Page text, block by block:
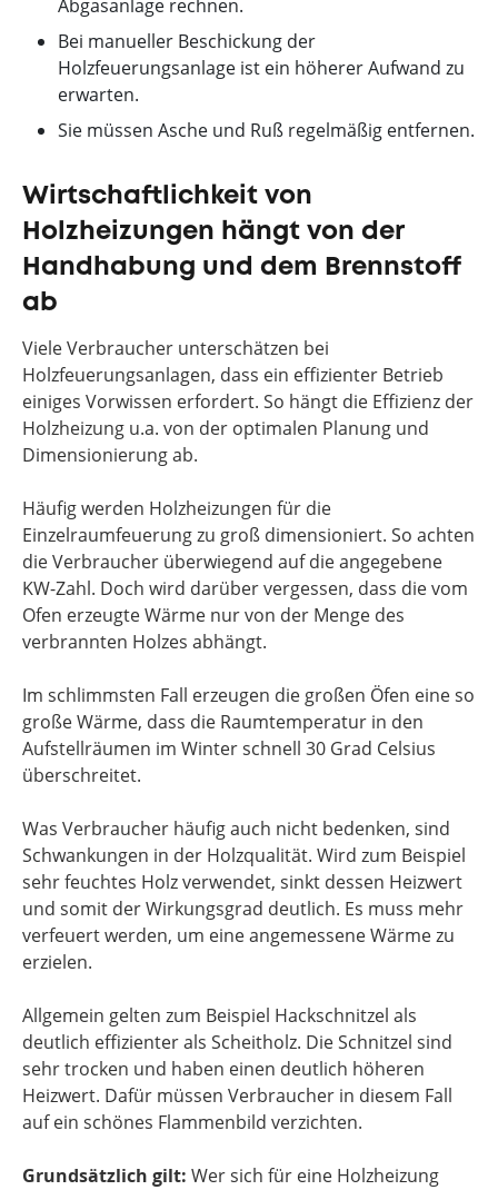
Abgasanlage rechnen.
Bei manueller Beschickung der
Holzfeuerungsanlage ist ein höherer Aufwand zu
erwarten.
Sie müssen Asche und Ruß regelmäßig entfernen.
Wirtschaftlichkeit von
Holzheizungen hängt von der
Handhabung und dem Brennstoff
ab
Viele Verbraucher unterschätzen bei
Holzfeuerungsanlagen, dass ein effizienter Betrieb
einiges Vorwissen erfordert. So hängt die Effizienz der
Holzheizung u.a. von der optimalen Planung und
Dimensionierung ab.
Häufig werden Holzheizungen für die
Einzelraumfeuerung zu groß dimensioniert. So achten
die Verbraucher überwiegend auf die angegebene
KW-Zahl. Doch wird darüber vergessen, dass die vom
Ofen erzeugte Wärme nur von der Menge des
verbrannten Holzes abhängt.
Im schlimmsten Fall erzeugen die großen Öfen eine so
große Wärme, dass die Raumtemperatur in den
Aufstellräumen im Winter schnell 30 Grad Celsius
überschreitet.
Was Verbraucher häufig auch nicht bedenken, sind
Schwankungen in der Holzqualität. Wird zum Beispiel
sehr feuchtes Holz verwendet, sinkt dessen Heizwert
und somit der Wirkungsgrad deutlich. Es muss mehr
verfeuert werden, um eine angemessene Wärme zu
erzielen.
Allgemein gelten zum Beispiel Hackschnitzel als
deutlich effizienter als Scheitholz. Die Schnitzel sind
sehr trocken und haben einen deutlich höheren
Heizwert. Dafür müssen Verbraucher in diesem Fall
auf ein schönes Flammenbild verzichten.
Grundsätzlich gilt: Wer sich für eine Holzheizung